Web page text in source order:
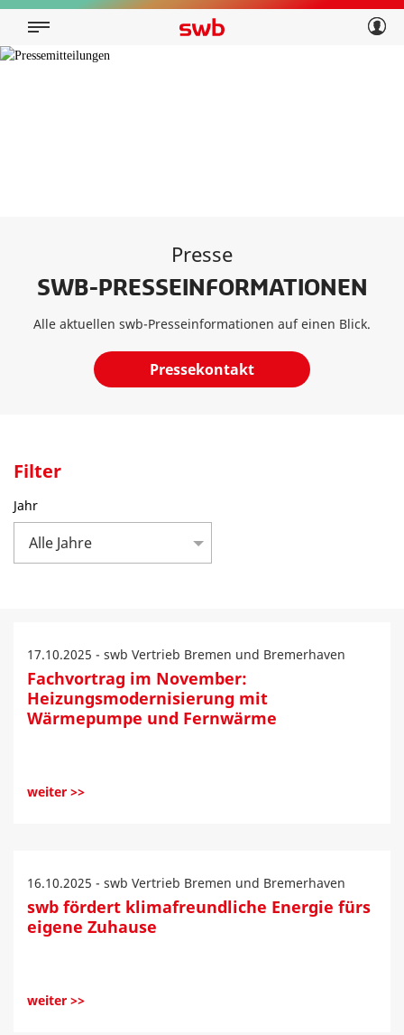
Privatkunden
Geschäftskunden
Presse
SWB-PRESSEINFORMATIONEN
Alle aktuellen swb-Presseinformationen auf einen Blick.
Pressekontakt
Filter
Jahr
Alle Jahre
17.10.2025 - swb Vertrieb Bremen und Bremerhaven
Fachvortrag im November:
Heizungsmodernisierung mit
Wärmepumpe und Fernwärme
weiter >>
16.10.2025 - swb Vertrieb Bremen und Bremerhaven
swb fördert klimafreundliche Energie fürs
eigene Zuhause
weiter >>